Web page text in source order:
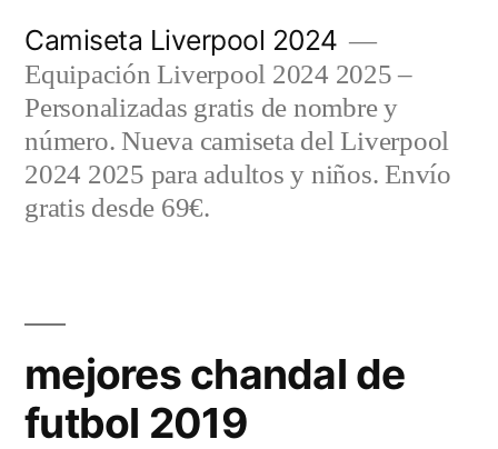
contenido
Camiseta Liverpool 2024
Equipación Liverpool 2024 2025 –
Personalizadas gratis de nombre y
número. Nueva camiseta del Liverpool
2024 2025 para adultos y niños. Envío
gratis desde 69€.
mejores chandal de
futbol 2019